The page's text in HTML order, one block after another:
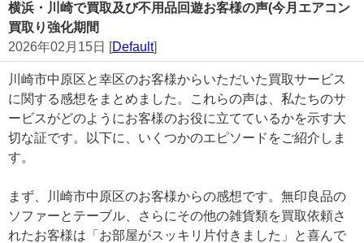
横浜・川崎で買取及び不用品回遊お客様の声(今月エアコン
買取り強化期間
2026年02月15日 [Default]
川崎市中原区と幸区のお客様からいただいた買取サービス
に関する感想をまとめました。これらの声は、私たちのサ
ービスがどのようにお客様のお役に立てているかを示す大
切な証です。以下に、いくつかのエピソードをご紹介しま
す。
まず、川崎市中原区のお客様からの感想です。無印良品の
ソファーとテーブル、さらにその他の雑貨類を買取依頼さ
れたお客様は「お部屋がスッキリ片付きました」と喜んで